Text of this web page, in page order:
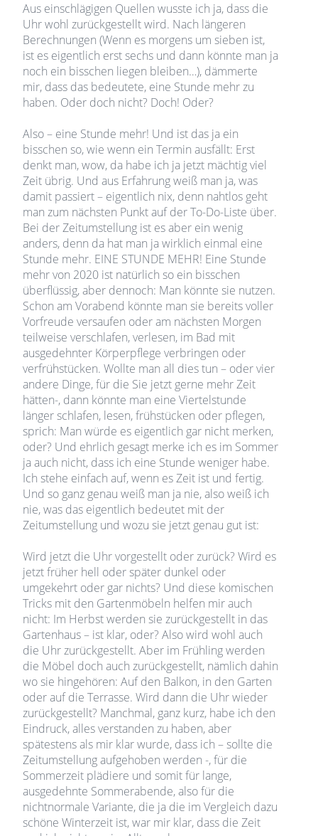
Aus einschlägigen Quellen wusste ich ja, dass die
Uhr wohl zurückgestellt wird. Nach längeren
Berechnungen (Wenn es morgens um sieben ist,
ist es eigentlich erst sechs und dann könnte man ja
noch ein bisschen liegen bleiben…), dämmerte
mir, dass das bedeutete, eine Stunde mehr zu
haben. Oder doch nicht? Doch! Oder?
Also – eine Stunde mehr! Und ist das ja ein
bisschen so, wie wenn ein Termin ausfällt: Erst
denkt man, wow, da habe ich ja jetzt mächtig viel
Zeit übrig. Und aus Erfahrung weiß man ja, was
damit passiert – eigentlich nix, denn nahtlos geht
man zum nächsten Punkt auf der To-Do-Liste über.
Bei der Zeitumstellung ist es aber ein wenig
anders, denn da hat man ja wirklich einmal eine
Stunde mehr. EINE STUNDE MEHR! Eine Stunde
mehr von 2020 ist natürlich so ein bisschen
überflüssig, aber dennoch: Man könnte sie nutzen.
Schon am Vorabend könnte man sie bereits voller
Vorfreude versaufen oder am nächsten Morgen
teilweise verschlafen, verlesen, im Bad mit
ausgedehnter Körperpflege verbringen oder
verfrühstücken. Wollte man all dies tun – oder vier
andere Dinge, für die Sie jetzt gerne mehr Zeit
hätten-, dann könnte man eine Viertelstunde
länger schlafen, lesen, frühstücken oder pflegen,
sprich: Man würde es eigentlich gar nicht merken,
oder? Und ehrlich gesagt merke ich es im Sommer
ja auch nicht, dass ich eine Stunde weniger habe.
Ich stehe einfach auf, wenn es Zeit ist und fertig.
Und so ganz genau weiß man ja nie, also weiß ich
nie, was das eigentlich bedeutet mit der
Zeitumstellung und wozu sie jetzt genau gut ist:
Wird jetzt die Uhr vorgestellt oder zurück? Wird es
jetzt früher hell oder später dunkel oder
umgekehrt oder gar nichts? Und diese komischen
Tricks mit den Gartenmöbeln helfen mir auch
nicht: Im Herbst werden sie zurückgestellt in das
Gartenhaus – ist klar, oder? Also wird wohl auch
die Uhr zurückgestellt. Aber im Frühling werden
die Möbel doch auch zurückgestellt, nämlich dahin
wo sie hingehören: Auf den Balkon, in den Garten
oder auf die Terrasse. Wird dann die Uhr wieder
zurückgestellt? Manchmal, ganz kurz, habe ich den
Eindruck, alles verstanden zu haben, aber
spätestens als mir klar wurde, dass ich – sollte die
Zeitumstellung aufgehoben werden -, für die
Sommerzeit plädiere und somit für lange,
ausgedehnte Sommerabende, also für die
nichtnormale Variante, die ja die im Vergleich dazu
schöne Winterzeit ist, war mir klar, dass die Zeit